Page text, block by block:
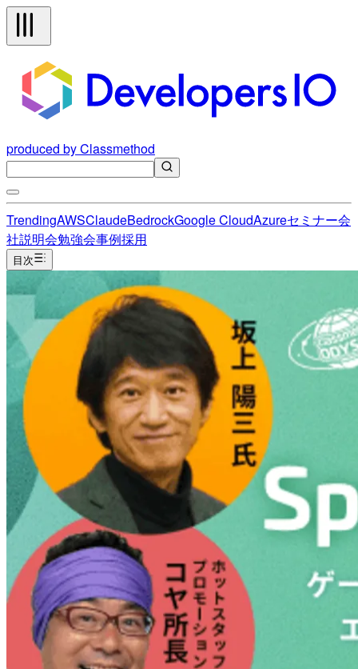
produced by Classmethod
TrendingAWSClaudeBedrockGoogle CloudAzureセミナー会
社説明会勉強会事例採用
目次